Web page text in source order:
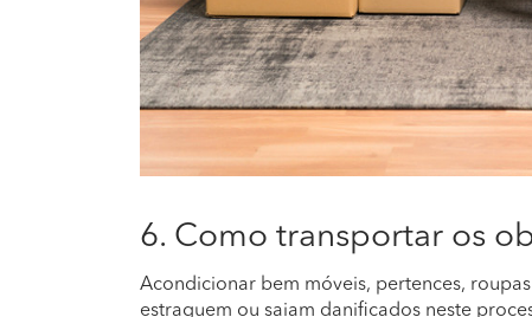
6. Como transportar os
Acondicionar bem móveis, pertences,
estraguem ou saiam danificados neste